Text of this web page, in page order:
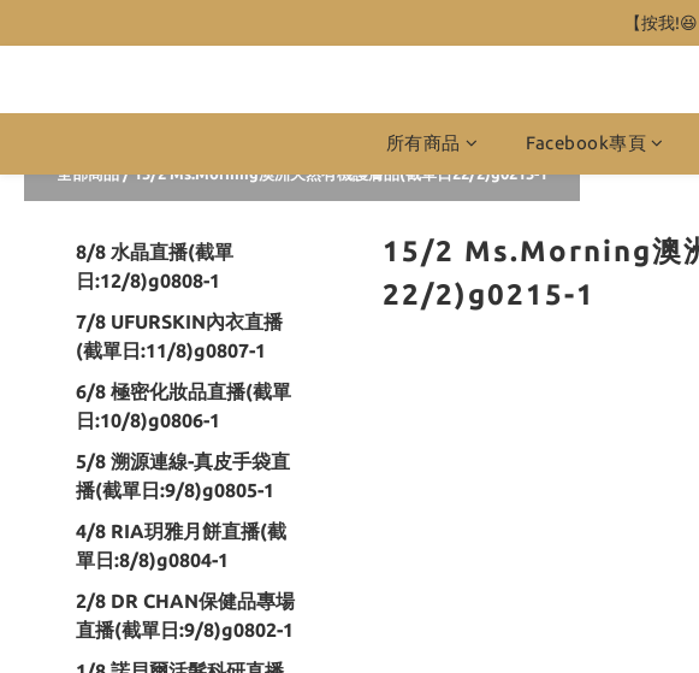
【按我
所有商品 Facebook專頁
全部商品/15/2 Ms.Morning澳洲天然有機護膚品(截單日22/2)g0215-1
8/8 水晶直播(截單
日:12/8)g0808-1
7/8 UFURSKIN內衣直播
(截單日:11/8)g0807-1
6/8 極密化妝品直播(截單
日:10/8)g0806-1
5/8 溯源連線-真皮手袋直
播(截單日:9/8)g0805-1
4/8 RIA玥雅月餅直播(截
單日:8/8)g0804-1
2/8 DR CHAN保健品專場
直播(截單日:9/8)g0802-1
15/2 Ms.Morning澳
22/2)g0215-1